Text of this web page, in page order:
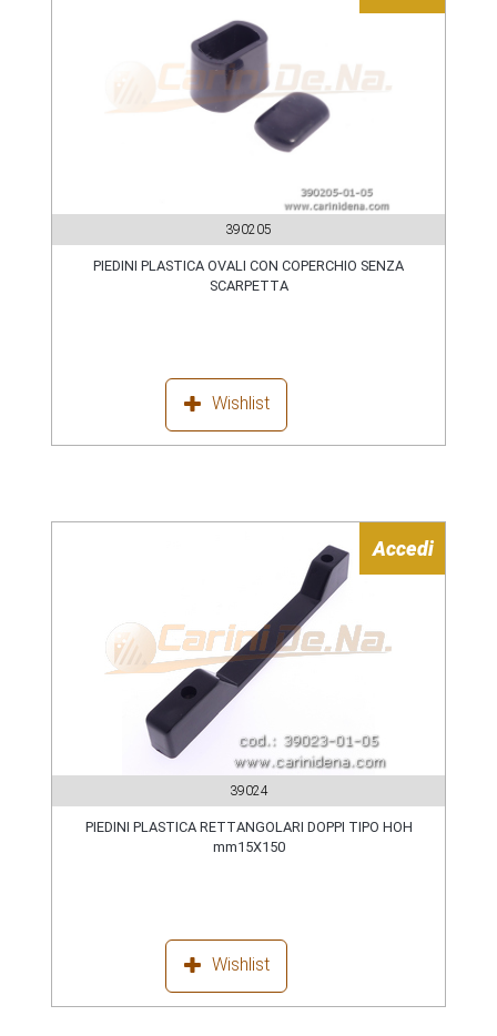
390205
PIEDINI PLASTICA OVALI CON COPERCHIO SENZA
SCARPETTA
Wishlist
Accedi
39024
PIEDINI PLASTICA RETTANGOLARI DOPPI TIPO HOH
mm15X150
Wishlist